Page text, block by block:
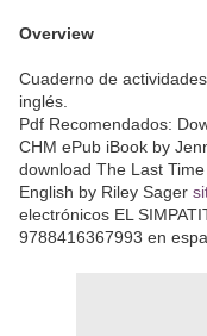
Overview
Cuaderno de
inglés.
Pdf Recomendados:
CHM ePub iBook by
download The Last
English by Riley Sager
electrónicos EL
9788416367993 en